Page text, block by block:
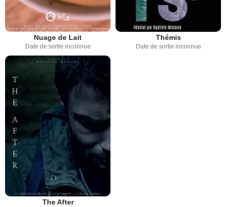
Nuage de Lait
Date de sortie inconnue
Thémis
Date de sortie inconnue
The After